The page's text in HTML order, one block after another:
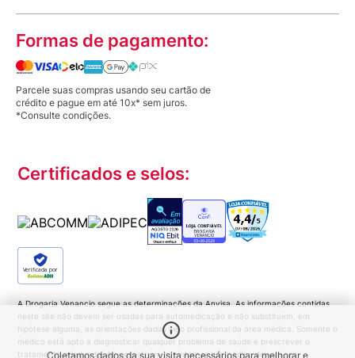
Coletamos dados da sua visita necessários para melhorar e
Formas de pagamento:
Parcele suas compras usando seu cartão de
crédito e pague em até 10x* sem juros.
*Consulte condições.
Certificados e selos:
Verificada por
A Drogaria Venancio segue as determinações da Anvisa. As informações contidas
neste site não devem ser usadas para automedicação e não substituem, em
hipótese alguma, as orientações dadas pelo profissional da área médica. Somente o
médico está apto a diagnosticar qualquer problema de saúde e prescrever o
tratamento adequado. Ao persistirem os sintomas um médico deverá ser